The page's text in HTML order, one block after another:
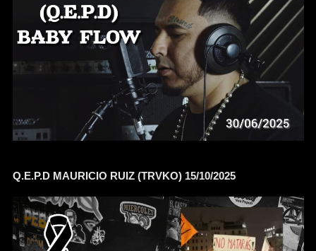
Q.E.P.D MAURICIO RUIZ (TRVKO) 15/10/2025